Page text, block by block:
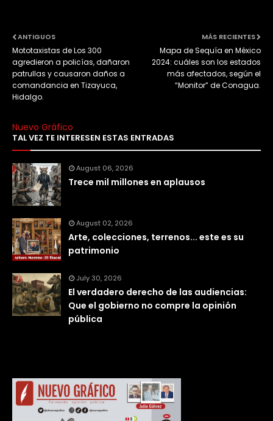
MÁS RECIENTES
Mapa de Sequía en México
2024: cuáles son los estados
más afectados, según el
“Monitor” de Conagua.
ANTIGUOS
Mototaxistas de Los 300
agredieron a policías, dañaron
patrullas y causaron daños a
comandancia en Tizayuca,
Hidalgo.
Nuevo Gráfico
TAL VEZ TE INTERESEN ESTAS ENTRADAS
August 06, 2026
Trece mil millones en aplausos
August 02, 2026
Arte, colecciones, terrenos... este es su
patrimonio
July 30, 2026
El verdadero derecho de las audiencias:
Que el gobierno no compre la opinión
pública